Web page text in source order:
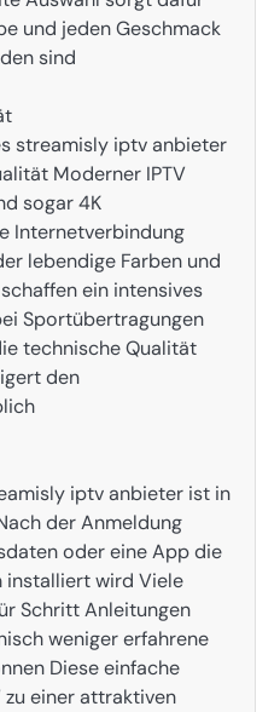
und jeden Geschmack
sind
streamisly iptv anbieter
Moderner IPTV
sogar 4K
Internetverbindung
lebendige Farben und
ein intensives
Sportübertragungen
technische Qualität
den
iptv anbieter ist in
der Anmeldung
oder eine App die
installiert wird Viele
Schritt Anleitungen
weniger erfahrene
Diese einfache
zu einer attraktiven